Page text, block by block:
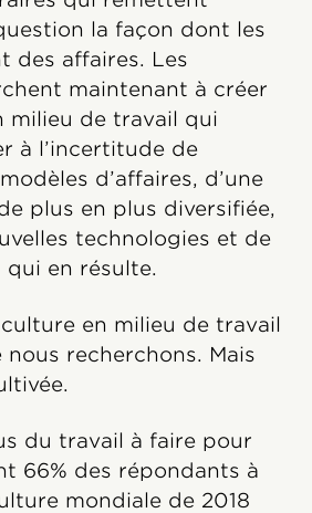
la façon dont les
des affaires. Les
maintenant à créer
milieu de travail qui
à l’incertitude de
d’affaires, d’une
plus en plus diversifiée,
technologies et de
qui en résulte.
en milieu de travail
nous recherchons. Mais
du travail à faire pour
66% des répondants à
mondiale de 2018